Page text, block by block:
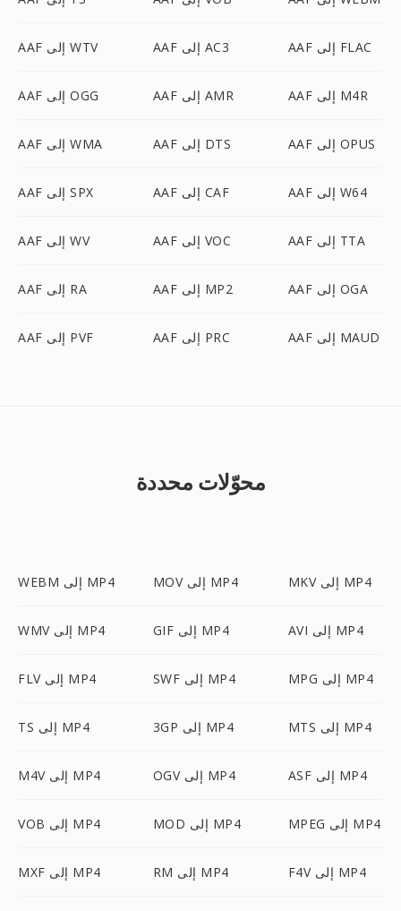
AAF إلى WTV AAF إلى AC3 AAF إلى FLAC
AAF إلى OGG AAF إلى AMR AAF إلى M4R
AAF إلى WMA AAF إلى DTS AAF إلى OPUS
AAF إلى SPX AAF إلى CAF AAF إلى W64
AAF إلى WV AAF إلى VOC AAF إلى TTA
AAF إلى RA AAF إلى MP2 AAF إلى OGA
AAF إلى PVF AAF إلى PRC AAF إلى MAUD
محوّلات محددة
WEBM إلى MP4 MOV إلى MP4 MKV إلى MP4
WMV إلى MP4 GIF إلى MP4 AVI إلى MP4
FLV إلى MP4 SWF إلى MP4 MPG إلى MP4
TS إلى MP4 3GP إلى MP4 MTS إلى MP4
M4V إلى MP4 OGV إلى MP4 ASF إلى MP4
VOB إلى MP4 MOD إلى MP4 MPEG إلى MP4
MXF إلى MP4 RM إلى MP4 F4V إلى MP4